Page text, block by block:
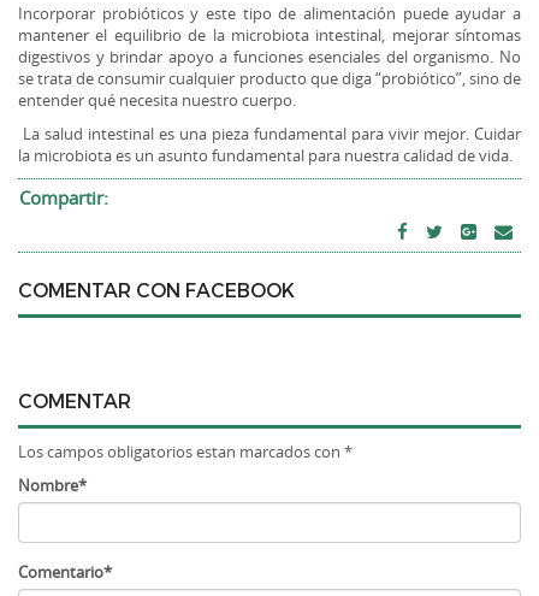
Incorporar probióticos y este tipo de alimentación puede ayudar a
mantener el equilibrio de la microbiota intestinal, mejorar síntomas
digestivos y brindar apoyo a funciones esenciales del organismo. No
se trata de consumir cualquier producto que diga “probiótico”, sino de
entender qué necesita nuestro cuerpo.
La salud intestinal es una pieza fundamental para vivir mejor. Cuidar
la microbiota es un asunto fundamental para nuestra calidad de vida.
Compartir:
COMENTAR CON FACEBOOK
COMENTAR
Los campos obligatorios estan marcados con *
Nombre*
Comentario*